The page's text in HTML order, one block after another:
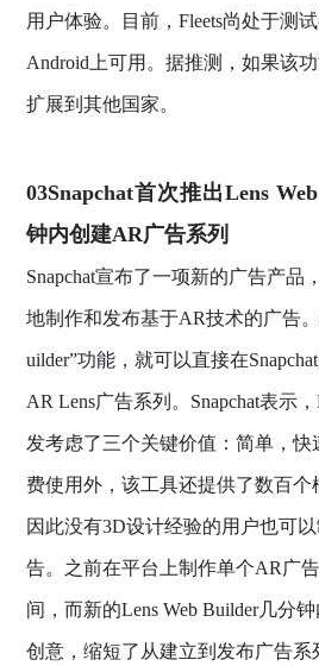
用户体验。目前，Fleets尚处于测
Android上可用。据推测，如果该
扩展到其他国家。
03Snapchat首次推出Lens
钟内创建AR广告系列
Snapchat宣布了一项新的广告产品
地制作和发布基于AR技术的广告
uilder”功能，就可以直接在
AR Lens广告系列。Snapchat表示
发考虑了三个关键价值：简单，
费使用外，该工具还提供了数百个
因此没有3D设计经验的用户也可
告。之前在平台上制作单个AR广
间，而新的Lens Web Builder几分
创意，缩短了从建立到发布广告系